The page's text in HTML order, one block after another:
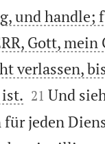
und
Gott,
verlassen,
ist.
21 Und
jeden